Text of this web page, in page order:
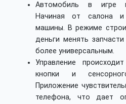
Автомобиль в игре
Начиная от салона и
машины. В режиме
деньги менять
более универсальным.
Управление
кнопки и
Приложение
телефона, что дает